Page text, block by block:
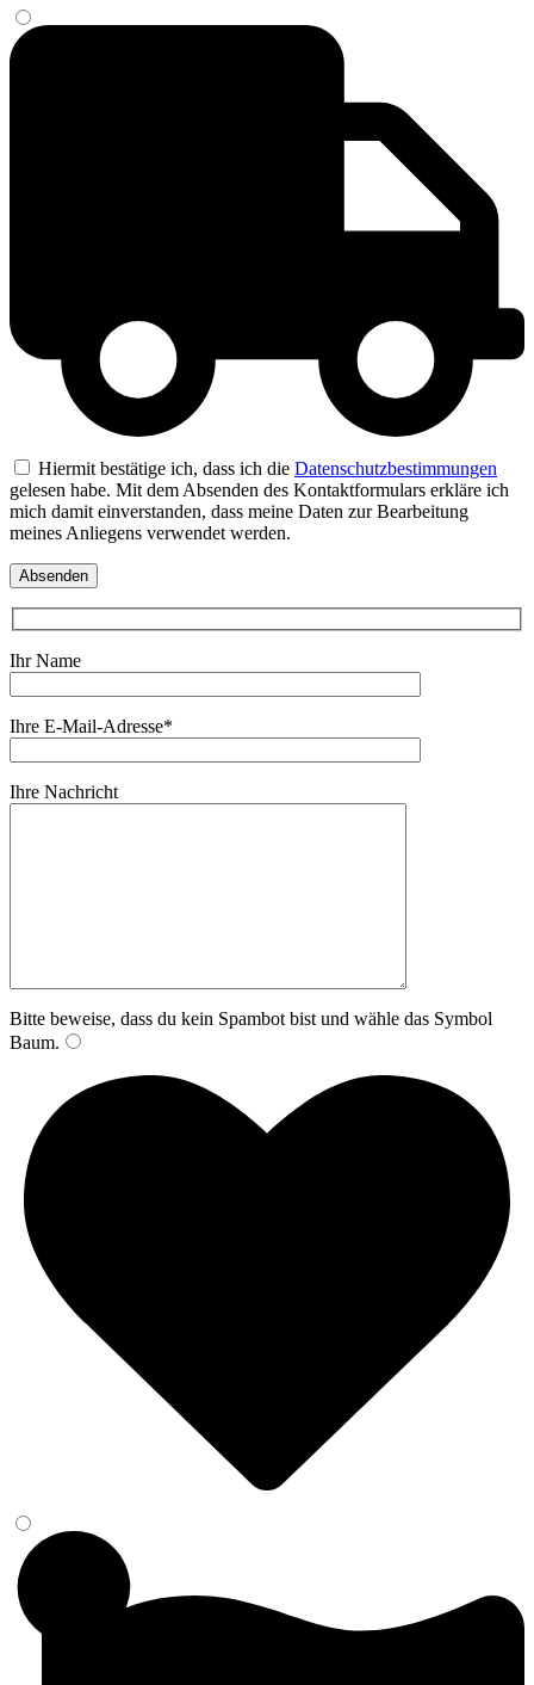
Hiermit bestätige ich, dass ich die Datenschutzbestimmungen
gelesen habe. Mit dem Absenden des Kontaktformulars erkläre ich
mich damit einverstanden, dass meine Daten zur Bearbeitung
meines Anliegens verwendet werden.
Ihr Name
Ihre E-Mail-Adresse*
Ihre Nachricht
Bitte beweise, dass du kein Spambot bist und wähle das Symbol
Baum.